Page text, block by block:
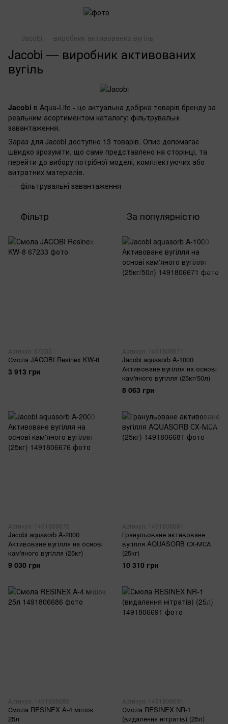
Jacobi — виробник активованих вугіль
Jacobi — виробник активованих
вугіль
Jacobi в Aqua-Life - це актуальна добірка товарів бренду за
реальним асортиментом каталогу: фільтрувальні
завантаження.
Зараз для Jacobi доступно 13 товарів. Опис допомагає
швидко зрозуміти, що саме представлено на сторінці, та
перейти до вибору потрібної моделі, комплектуючих або
витратних матеріалів.
фільтрувальні завантаження
Фільтр За популярністю
Артикул: 67233
Смола JACOBI Resinex KW-8
3 913 грн
Артикул: 1491806671
Jacobi aquasorb A-1000
Активоване вугілля на основі
кам'яного вугілля (25кг/50л)
8 063 грн
Артикул: 1491806676
Jacobi aquasorb A-2000
Активоване вугілля на основі
кам'яного вугілля (25кг)
9 030 грн
Артикул: 1491806681
Гранульоване активоване
вугілля AQUASORB СХ-МСА
(25кг)
10 310 грн
Артикул: 1491806686
Смола RESINEX A-4 мішок
25л
Артикул: 1491806691
Смола RESINEX NR-1
(видалення нітратів) (25л)